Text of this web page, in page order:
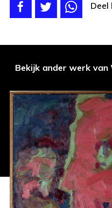
Deel
Bekijk ander werk van